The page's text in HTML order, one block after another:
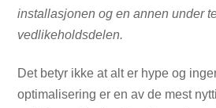
installasjonen og en annen under
vedlikeholdsdelen.
Det betyr ikke at alt er hype og
optimalisering er en av de mest